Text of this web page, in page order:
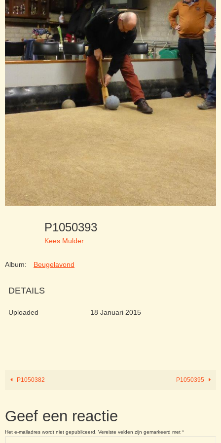
P1050393
Kees Mulder
Album: Beugelavond
DETAILS
Uploaded 18 Januari 2015
P1050382 P1050395
Geef een reactie
Het e-mailadres wordt niet gepubliceerd. Vereiste velden zijn gemarkeerd met *